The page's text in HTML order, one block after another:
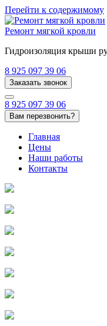
Перейти к содержимому
Ремонт мягкой кровли
Гидроизоляция крыши
8 925 097 39 06
Заказать звонок
8 925 097 39 06
Вам перезвонить?
Главная
Цены
Наши работы
Контакты